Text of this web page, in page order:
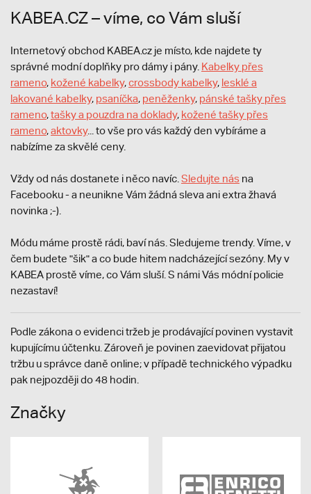
KABEA.CZ – víme, co Vám sluší
Internetový obchod KABEA.cz je místo, kde najdete ty
správné modní doplňky pro dámy i pány. Kabelky přes
rameno, kožené kabelky,crossbody kabelky, lesklé a
lakované kabelky, psaníčka, peněženky, pánské tašky přes
rameno,tašky a pouzdra na doklady, kožené tašky přes
rameno,aktovky... to vše pro vás každý den vybíráme a
nabízíme za skvělé ceny.
Vždy od nás dostanete i něco navíc. Sledujte nás na
Facebooku - a neunikne Vám žádná sleva ani extra žhavá
novinka ;-).
Módu máme prostě rádi, baví nás. Sledujeme trendy. Víme, v
čem budete "šik" a co bude hitem nadcházející sezóny. My v
KABEA prostě víme, co Vám sluší. S námi Vás módní policie
nezastaví!
Podle zákona o evidenci tržeb je prodávající povinen vystavit
kupujícímu účtenku. Zároveň je povinen zaevidovat přijatou
tržbu u správce daně online; v případě technického výpadku
pak nejpozději do 48 hodin.
Značky